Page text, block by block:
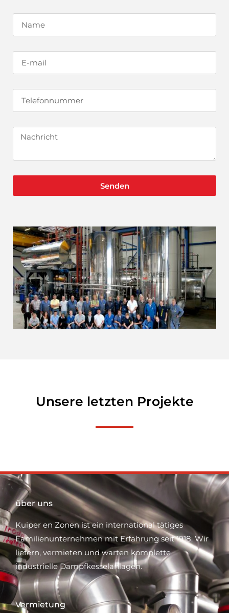
Senden
Unsere letzten Projekte
über uns
Kuiper en Zonen ist ein international tätiges
Familienunternehmen mit Erfahrung seit 1918. Wir
liefern, vermieten und warten komplette
industrielle Dampfkesselanlagen.
Vermietung